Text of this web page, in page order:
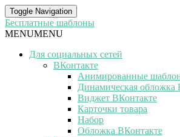
Toggle Navigation
Бесплатные шаблоны
MENUMENU
Для социальных сетей
ВКонтакте
Анимированные
Динамическая обложка
Виджет ВКонтакте
Карточки товара
Набор
Обложка ВКонтакте